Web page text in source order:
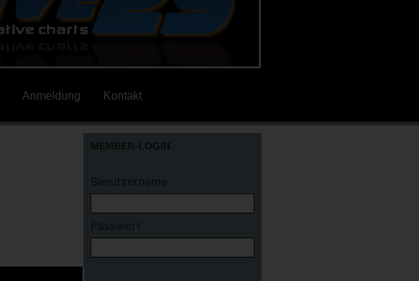
Anmeldung Kontakt
MEMBER-LOGIN
Benutzername
Passwort